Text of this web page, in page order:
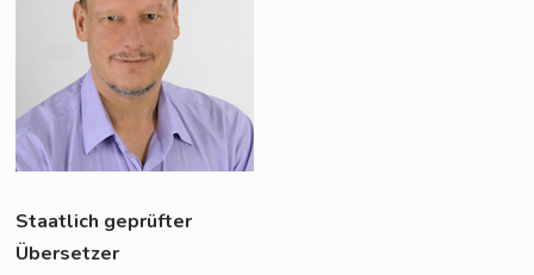
Staat­lich geprüfter
Übersetzer